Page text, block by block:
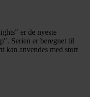
er de nyeste
Serien er beregnet til
kan anvendes med stort